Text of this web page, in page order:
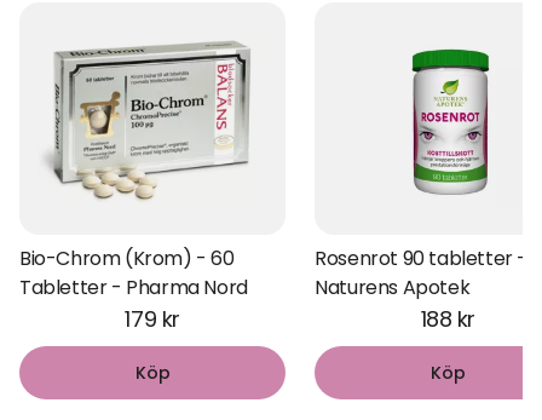
Bio-Chrom (Krom) - 60
Tabletter - Pharma Nord
179 kr
Köp
Rosenrot 90 tabletter -
Naturens Apotek
188 kr
Köp